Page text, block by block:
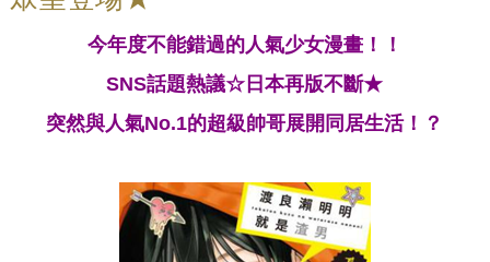
今年度不能錯過的人氣少女漫畫！！
SNS話題熱議☆日本再版不斷★
突然與人氣No.1的超級帥哥展開同居生活！？